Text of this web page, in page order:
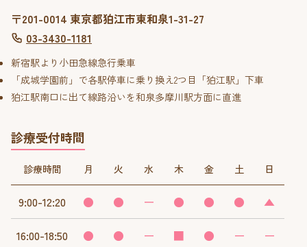
〒201-0014 東京都狛江市東和泉1-31-27
03-3430-1181
新宿駅より小田急線急行乗車
「成城学園前」で各駅停車に乗り換え2つ目「狛江駅」下車
狛江駅南口に出て線路沿いを和泉多摩川駅方面に直進
診療受付時間
診療時間 月 火 水 木 金 土 日
9:00-12:20 ● ● ー ● ● ● ▲
16:00-18:50 ● ● ー ■ ● ー ー